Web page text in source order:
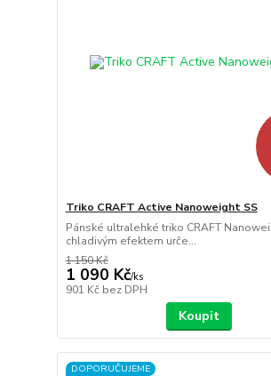
Triko CRAFT Active Nanoweight SS
Pánské ultralehké triko CRAFT
chladivým efektem urče...
1 150 Kč
1 090 Kč/ks
901 Kč bez DPH
Koupit
DOPORUČUJEME